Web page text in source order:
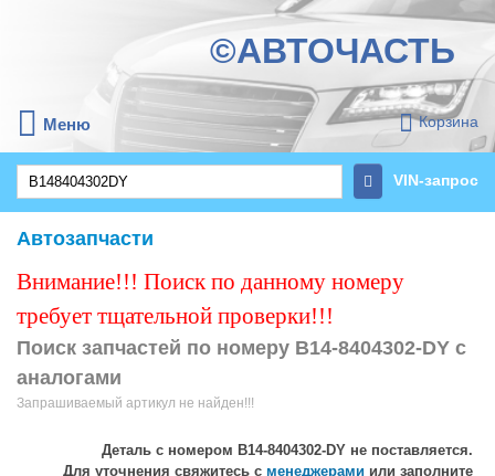
©АВТОЧАСТЬ
Меню Корзина
VIN-запрос
Автозапчасти
Внимание!!! Поиск по данному номеру
требует тщательной проверки!!!
Поиск запчастей по номеру B14-8404302-DY с
аналогами
Запрашиваемый артикул не найден!!!
Деталь с номером B14-8404302-DY не поставляется.
Для уточнения свяжитесь с менеджерами или заполните